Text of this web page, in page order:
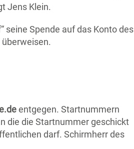
Jens Klein.
seine Spende auf das Konto des
entgegen. Startnummern
die die Startnummer geschickt
darf. Schirmherr des